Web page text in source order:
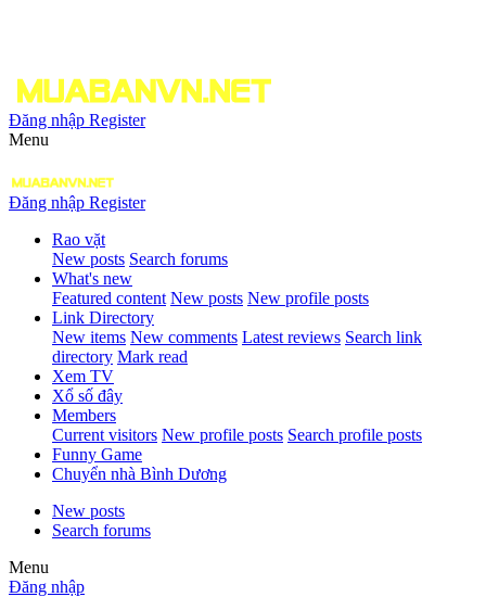
Đăng nhập Register
Menu
Đăng nhập Register
Rao vặt
New posts Search forums
What's new
Featured content New posts New profile posts
Link Directory
New items New comments Latest reviews Search link
directory Mark read
Xem TV
Xổ số đây
Members
Current visitors New profile posts Search profile posts
Funny Game
Chuyển nhà Bình Dương
New posts
Search forums
Menu
Đăng nhập